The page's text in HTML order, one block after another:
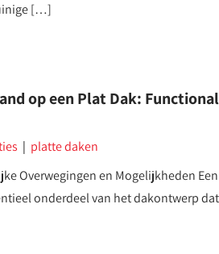
[…]
op een Plat Dak:
| platte daken
Overwegingen en Mogelijkheden
onderdeel van het dakontwerp